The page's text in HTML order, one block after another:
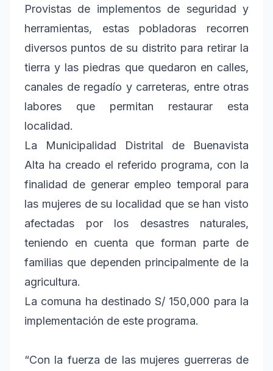
Provistas de implementos de seguridad y
herramientas, estas pobladoras recorren
diversos puntos de su distrito para retirar la
tierra y las piedras que quedaron en calles,
canales de regadío y carreteras, entre otras
labores que permitan restaurar esta
localidad.
La Municipalidad Distrital de Buenavista
Alta ha creado el referido programa, con la
finalidad de generar empleo temporal para
las mujeres de su localidad que se han visto
afectadas por los desastres naturales,
teniendo en cuenta que forman parte de
familias que dependen principalmente de la
agricultura.
La comuna ha destinado S/ 150,000 para la
implementación de este programa.
“Con la fuerza de las mujeres guerreras de